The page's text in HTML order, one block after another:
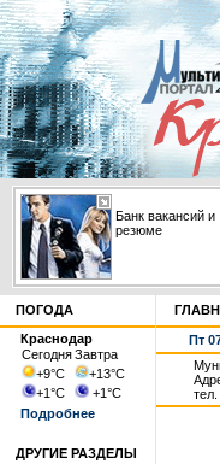
Банк вакансий и
резюме
ПОГОДА
Краснодар
СегодняЗавтра
+9°С +13°С
+1°С +1°С
Подробнее
ДРУГИЕ РАЗДЕЛЫ
Пт